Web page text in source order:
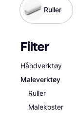
Ruller
Filter
Håndverktøy
Maleverktøy
Ruller
Malekoster